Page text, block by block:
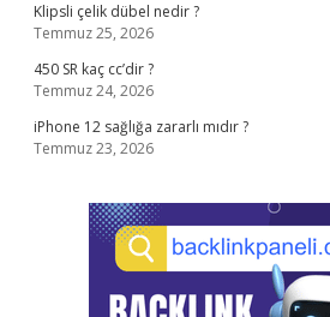
Klipsli çelik dübel nedir ?
Temmuz 25, 2026
450 SR kaç cc’dir ?
Temmuz 24, 2026
iPhone 12 sağlığa zararlı mıdır ?
Temmuz 23, 2026